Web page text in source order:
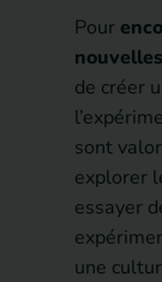
Pour
de créer
sont
explorer
essayer
une